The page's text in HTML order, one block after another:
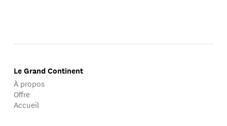
Le Grand Continent
À propos
Offre
Accueil